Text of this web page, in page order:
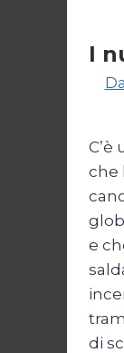
I
C’è
che
e
di